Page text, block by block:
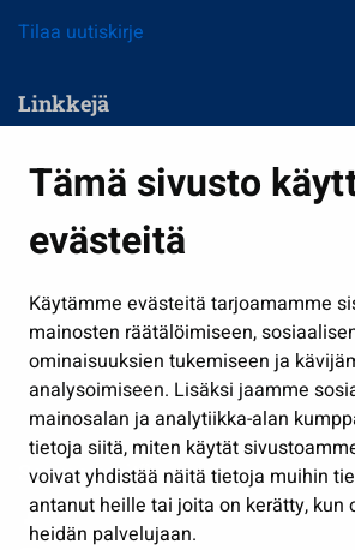
Tämä sivusto
evästeitä
Käytämme evästeitä tarjoamamme
mainosten räätälöimiseen,
ominaisuuksien tukemiseen ja
analysoimiseen. Lisäksi jaamme
mainosalan ja analytiikka-alan
tietoja siitä, miten käytät
voivat yhdistää näitä tietoja muihin
antanut heille tai joita on kerätty, kun
heidän palvelujaan.
Tilaa uutiskirje
Linkkejä
Kasvatus ja opetus
Kulttuuri ja liikunta
Työ ja yrittäminen
Osallistu ja asioi
Näytä omat evästeasetukseni
Seuraa meitä